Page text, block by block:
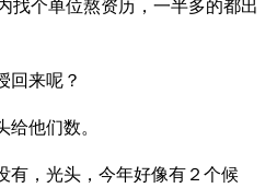
找个单位熬资历，一半多的都出
回来呢？
给他们数。
有，光头，今年好像有２个候